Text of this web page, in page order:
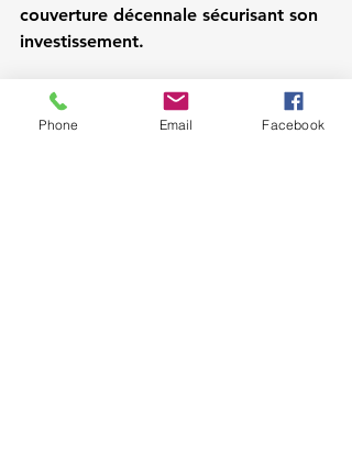
couverture décennale sécurisant son
investissement.
Conclusion
Choisir un bon couvreur sans se
Phone Email Facebook